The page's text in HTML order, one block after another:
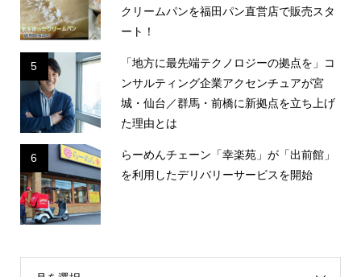
クリームパンを福田パン直営店で販売スタ
ート！
5
「地方に最先端テクノロジーの拠点を」コ
ンサルティング企業アクセンチュアが宮
城・仙台／群馬・前橋に新拠点を立ち上げ
た理由とは
6
らーめんチェーン「幸楽苑」が「出前館」
を利用したデリバリーサービスを開始